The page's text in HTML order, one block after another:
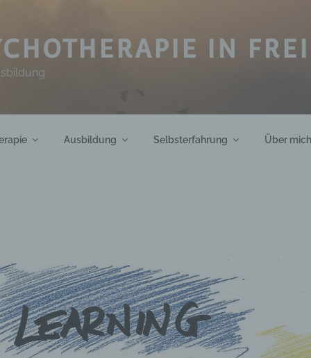
IN
Ausbildung Selbsterfahrung Über mich